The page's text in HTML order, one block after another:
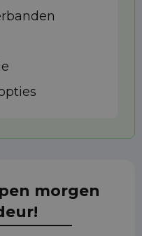
morgen